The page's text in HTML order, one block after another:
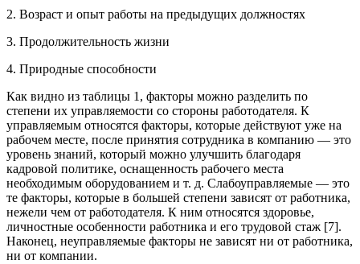
2. Возраст и опыт работы на предыдущих должностях
3. Продолжительность жизни
4. Природные способности
Как видно из таблицы 1, факторы можно разделить по
степени их управляемости со стороны работодателя. К
управляемым относятся факторы, которые действуют уже на
рабочем месте, после принятия сотрудника в компанию — это
уровень знаний, который можно улучшить благодаря
кадровой политике, оснащенность рабочего места
необходимым оборудованием и т. д. Слабоуправляемые — это
те факторы, которые в большей степени зависят от работника,
нежели чем от работодателя. К ним относятся здоровье,
личностные особенности работника и его трудовой стаж [7].
Наконец, неуправляемые факторы не зависят ни от работника,
ни от компании.